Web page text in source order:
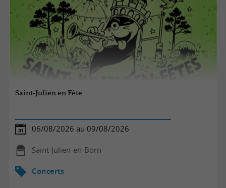
Saint-Julien en Fête
06/08/2026 au 09/08/2026
Saint-Julien-en-Born
Concerts